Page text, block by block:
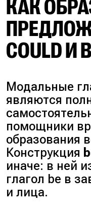
КАК
COULD И
Модальные
являются
помощники
образования
Конструкция
иначе: в ней
глагол be в
и лица.